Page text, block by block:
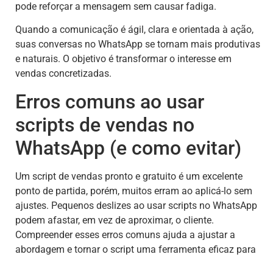
pode reforçar a mensagem sem causar fadiga.
Quando a comunicação é ágil, clara e orientada à ação,
suas conversas no WhatsApp se tornam mais produtivas
e naturais. O objetivo é transformar o interesse em
vendas concretizadas.
Erros comuns ao usar
scripts de vendas no
WhatsApp (e como evitar)
Um script de vendas pronto e gratuito é um excelente
ponto de partida, porém, muitos erram ao aplicá-lo sem
ajustes. Pequenos deslizes ao usar scripts no WhatsApp
podem afastar, em vez de aproximar, o cliente.
Compreender esses erros comuns ajuda a ajustar a
abordagem e tornar o script uma ferramenta eficaz para